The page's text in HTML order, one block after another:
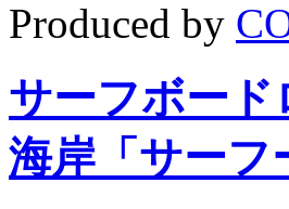
Produced by
サーフボー
海岸「サーフ